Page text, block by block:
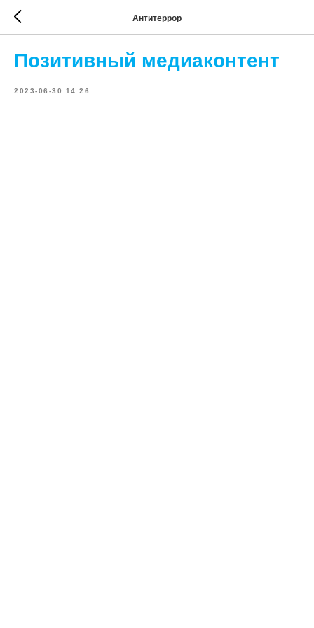
Антитеррор
Позитивный медиаконтент
2023-06-30 14:26